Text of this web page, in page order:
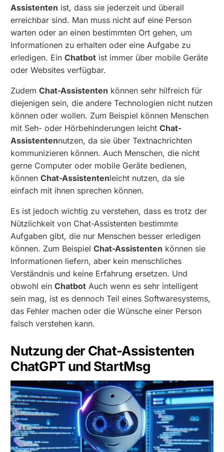
Assistenten ist, dass sie jederzeit und überall
erreichbar sind. Man muss nicht auf eine Person
warten oder an einen bestimmten Ort gehen, um
Informationen zu erhalten oder eine Aufgabe zu
erledigen. EinChatbot ist immer über mobile Geräte
oder Websites verfügbar.
ZudemChat-Assistenten können sehr hilfreich für
diejenigen sein, die andere Technologien nicht nutzen
können oder wollen. Zum Beispiel können Menschen
mit Seh- oder Hörbehinderungen leichtChat-
Assistentennutzen, da sie über Textnachrichten
kommunizieren können. Auch Menschen, die nicht
gerne Computer oder mobile Geräte bedienen,
könnenChat-Assistentenleicht nutzen, da sie
einfach mit ihnen sprechen können.
Es ist jedoch wichtig zu verstehen, dass es trotz der
Nützlichkeit von Chat-Assistenten bestimmte
Aufgaben gibt, die nur Menschen besser erledigen
können. Zum BeispielChat-Assistenten können sie
Informationen liefern, aber kein menschliches
Verständnis und keine Erfahrung ersetzen. Und
obwohl einChatbot Auch wenn es sehr intelligent
sein mag, ist es dennoch Teil eines Softwaresystems,
das Fehler machen oder die Wünsche einer Person
falsch verstehen kann.
Nutzung der Chat-Assistenten
ChatGPT und StartMsg